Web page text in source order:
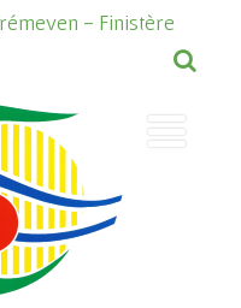
- Finistère